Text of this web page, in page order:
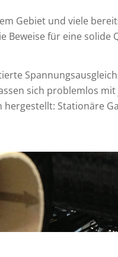
Gebiet und viele
Beweise für eine solide
sich problemlos
Stationäre